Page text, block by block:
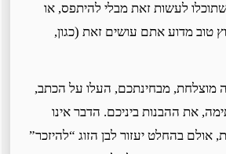
לעשות זאת מבלי להיתפס, או
טוב מדוע אתם עושים זאת (כגון,
מוצלחת, מבחינתכם, העלו על הכתב,
את ההבנות ביניכם. הדבר אינו
אולם בהחלט יעזור לבן הזוג “להיזכר”